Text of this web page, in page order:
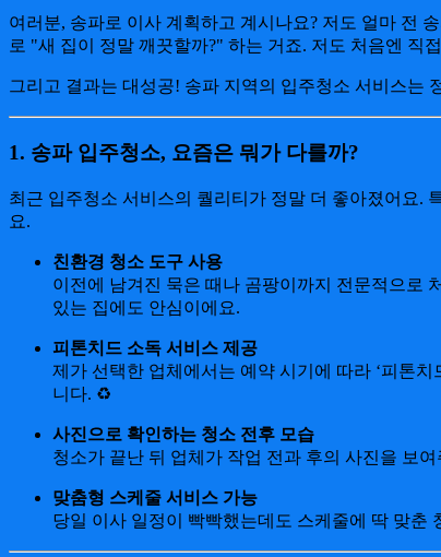
여러분, 송파로 이사 계획하고 계시나요? 저도 얼마 전
로 "새 집이 정말 깨끗할까?" 하는 거죠. 저도 처음엔 직
그리고 결과는 대성공! 송파 지역의 입주청소 서비스는
1. 송파 입주청소, 요즘은 뭐가 다를까?
최근 입주청소 서비스의 퀄리티가 정말 더 좋아졌어요.
요.
친환경 청소 도구 사용
이전에 남겨진 묵은 때나 곰팡이까지 전문적으로
있는 집에도 안심이에요.
피톤치드 소독 서비스 제공
제가 선택한 업체에서는 예약 시기에 따라 ‘피톤
니다. ♻️
사진으로 확인하는 청소 전후 모습
청소가 끝난 뒤 업체가 작업 전과 후의 사진을 보
맞춤형 스케줄 서비스 가능
당일 이사 일정이 빡빡했는데도 스케줄에 딱 맞춘